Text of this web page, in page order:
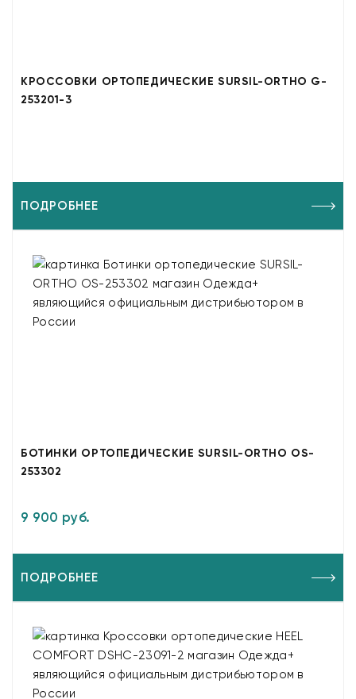
КРОССОВКИ ОРТОПЕДИЧЕСКИЕ SURSIL-ORTHO G-
253201-3
ПОДРОБНЕЕ
БОТИНКИ ОРТОПЕДИЧЕСКИЕ SURSIL-ORTHO OS-
253302
9 900 руб.
ПОДРОБНЕЕ